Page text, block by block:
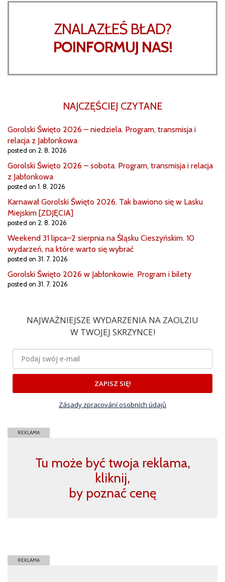
ZNALAZŁEŚ BŁAD?
POINFORMUJ NAS!
NAJCZĘŚCIEJ CZYTANE
Gorolski Święto 2026 – niedziela. Program, transmisja i
relacja z Jabłonkowa
posted on 2. 8. 2026
Gorolski Święto 2026 – sobota. Program, transmisja i relacja
z Jabłonkowa
posted on 1. 8. 2026
Karnawał Gorolski Święto 2026. Tak bawiono się w Lasku
Miejskim [ZDJĘCIA]
posted on 2. 8. 2026
Weekend 31 lipca–2 sierpnia na Śląsku Cieszyńskim. 10
wydarzeń, na które warto się wybrać
posted on 31. 7. 2026
Gorolski Święto 2026 w Jabłonkowie. Program i bilety
posted on 31. 7. 2026
NAJWAŻNIEJSZE WYDARZENIA NA ZAOLZIU
W TWOJEJ SKRZYNCE!
ZAPISZ SIĘ!
Zásady zpracování osobních údajů
REKLAMA
Tu może być twoja reklama,
kliknij,
by poznać cenę
REKLAMA